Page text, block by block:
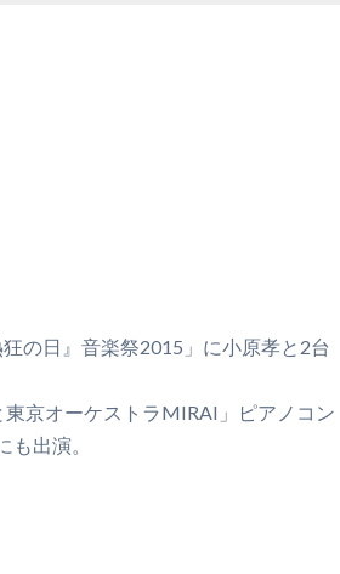
の日』音楽祭2015」に小原孝と2台
京オーケストラMIRAI」ピアノコン
出演。